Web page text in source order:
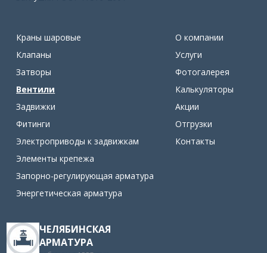
Краны шаровые
Клапаны
Затворы
Вентили
Задвижки
Фитинги
Электроприводы к задвижкам
Элементы крепежа
Запорно-регулирующая арматура
Энергетическая арматура
О компании
Услуги
Фотогалерея
Калькуляторы
Акции
Отгрузки
Контакты
ЧЕЛЯБИНСКАЯ
АРМАТУРА